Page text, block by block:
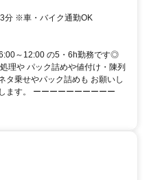
アクセス: 「東海学園駅」から車で3分 ※車・バイク通勤OK
～12:00 の5・6h勤務です◎
理や パック詰めや値付け・陳列
タ乗せやパック詰めも お願いし
ます。 ーーーーーーーーーー